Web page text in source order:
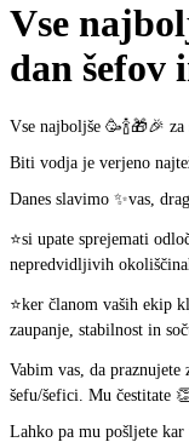
Vse
dan šefov
Vse najboljše 🥳🍾🎁🎉
Biti vodja je verjeno
Danes slavimo ✨vas,
⭐si upate sprejemati
nepredvidljivih
⭐ker članom vaših ekip
zaupanje, stabilnost in
Vabim vas, da
šefu/šefici. Mu čestitate
Lahko pa mu pošljete